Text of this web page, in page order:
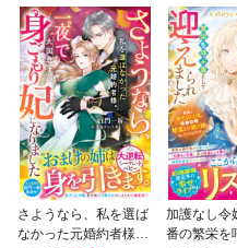
さようなら、私を選ば
なかった元婚約者様。
加護なし令
番の繁栄を